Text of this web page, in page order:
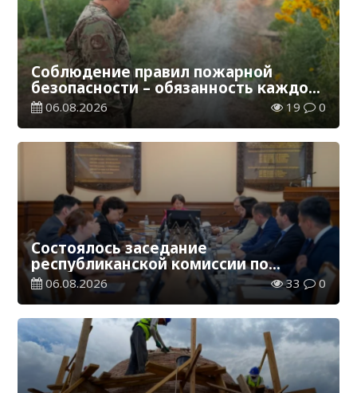
Соблюдение правил пожарной
безопасности – обязанность каждого
гражданина
06.08.2026 19 0
Состоялось заседание
республиканской комиссии по
присуждению образовательных
грантов
06.08.2026 33 0